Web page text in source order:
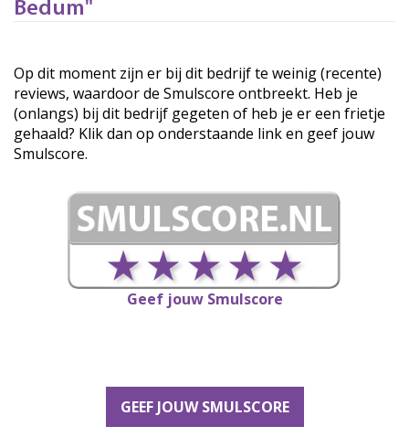
Bedum"
Op dit moment zijn er bij dit bedrijf te weinig (recente)
reviews, waardoor de Smulscore ontbreekt. Heb je
(onlangs) bij dit bedrijf gegeten of heb je er een frietje
gehaald? Klik dan op onderstaande link en geef jouw
Smulscore.
Geef jouw Smulscore
GEEF JOUW SMULSCORE